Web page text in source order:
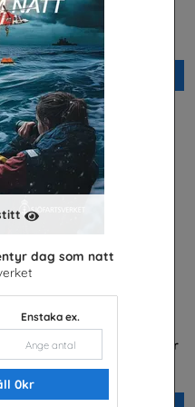
dag som natt
Enstaka ex.
0kr
framtidsjobb
TYA
Beställ 0kr
Betald praktik som ingenjör
(Plansch)